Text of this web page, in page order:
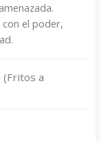
con el poder,
(Fritos a